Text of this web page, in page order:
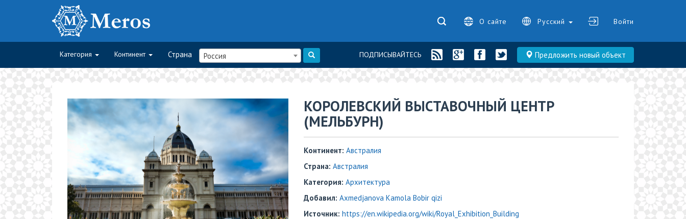
О сайте Русский Войти
Категория Континент Страна Россия Предложить новый объект
ПОДПИСЫВАЙТЕСЬ
КОРОЛЕВСКИЙ ВЫСТАВОЧНЫЙ ЦЕНТР
(МЕЛЬБУРН)
Континент: Австралия
Страна: Австралия
Категория: Архитектура
Добавил: Axmedjanova Kamola Bobir qizi
Источник: https://en.wikipedia.org/wiki/Royal_Exhibition_Building